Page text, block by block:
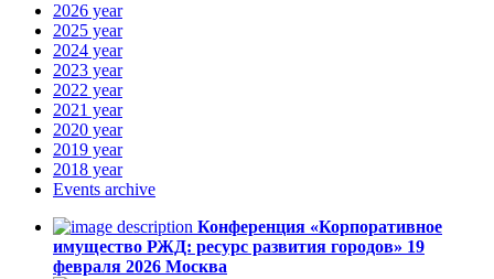
2026 year
2025 year
2024 year
2023 year
2022 year
2021 year
2020 year
2019 year
2018 year
Events archive
Конференция «Корпоративное
имущество РЖД: ресурс развития городов» 19
февраля 2026 Москва